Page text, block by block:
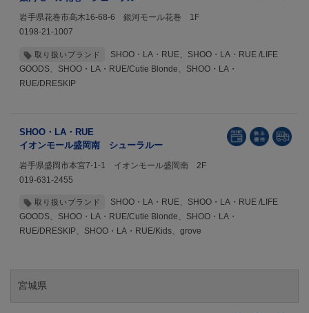
岩手県花巻市高木16-68-6 銀河モール花巻 1F
0198-21-1007
取り扱いブランド
SHOO・LA・RUE、SHOO・LA・RUE /LIFE
GOODS、SHOO・LA・RUE/Cutie Blonde、SHOO・LA・
RUE/DRESKIP
SHOO・LA・RUE
イオンモール盛岡南 シューラルー
岩手県盛岡市本宮7-1-1 イオンモール盛岡南 2F
019-631-2455
取り扱いブランド
SHOO・LA・RUE、SHOO・LA・RUE /LIFE
GOODS、SHOO・LA・RUE/Cutie Blonde、SHOO・LA・
RUE/DRESKIP、SHOO・LA・RUE/Kids、grove
宮城県